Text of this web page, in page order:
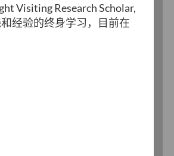
Visiting Research Scholar,
经验的终身学习，目前在